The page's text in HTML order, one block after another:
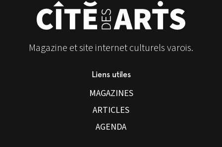
Magazine et site internet culturels varois.
Liens utiles
MAGAZINES
ARTICLES
AGENDA